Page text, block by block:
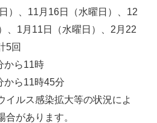
）、11月16日（水曜日）、12
、1月11日（水曜日）、2月22
5回
から11時
から11時45分
イルス感染拡大等の状況によ
合があります。